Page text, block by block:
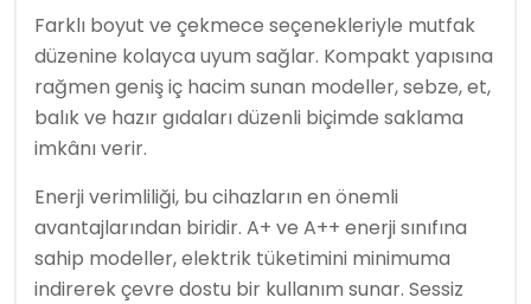
Farklı boyut ve çekmece seçenekleriyle mutfak
düzenine kolayca uyum sağlar. Kompakt yapısına
rağmen geniş iç hacim sunan modeller, sebze, et,
balık ve hazır gıdaları düzenli biçimde saklama
imkânı verir.
Enerji verimliliği, bu cihazların en önemli
avantajlarından biridir. A+ ve A++ enerji sınıfına
sahip modeller, elektrik tüketimini minimuma
indirerek çevre dostu bir kullanım sunar. Sessiz